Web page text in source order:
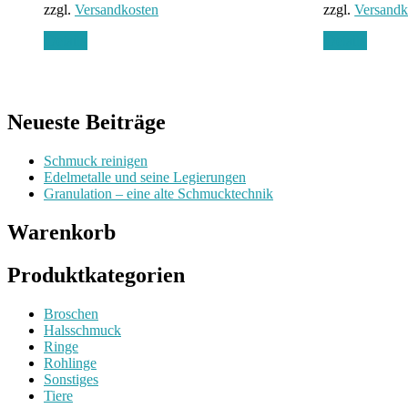
zzgl. Versandkosten
war:
zzgl.
Neueste Beiträge
Schmuck reinigen
Edelmetalle und seine Legierungen
Granulation – eine alte Schmucktechnik
Warenkorb
Produktkategorien
Broschen
Halsschmuck
Ringe
Rohlinge
Sonstiges
Tiere